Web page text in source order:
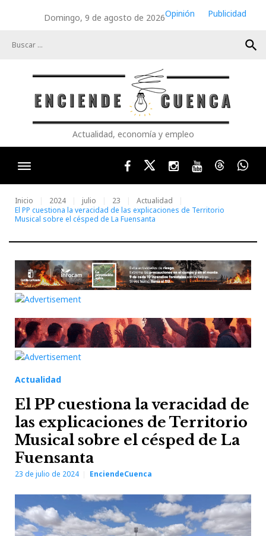
Domingo, 9 de agosto de 2026Opinión
Publicidad
search
Actualidad, economía y empleo
FacebookTwitterInstagram
YoutubeThreads
Inicio 2024 julio 23
Actualidad
El PP cuestiona la veracidad de las explicaciones de Territorio
Musical sobre el césped de La Fuensanta
Actualidad
El PP cuestiona la veracidad de
las explicaciones de Territorio
Musical sobre el césped de La
Fuensanta
23 de julio de 2024 EnciendeCuenca